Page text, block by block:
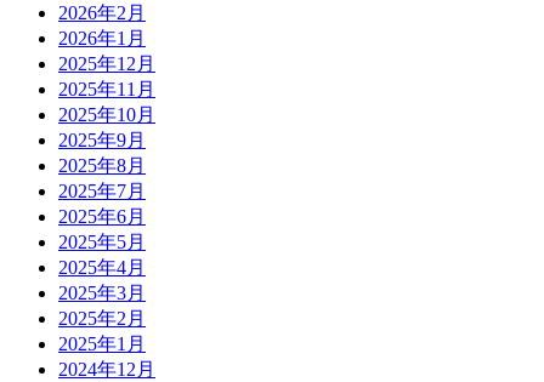
2026年2月
2026年1月
2025年12月
2025年11月
2025年10月
2025年9月
2025年8月
2025年7月
2025年6月
2025年5月
2025年4月
2025年3月
2025年2月
2025年1月
2024年12月